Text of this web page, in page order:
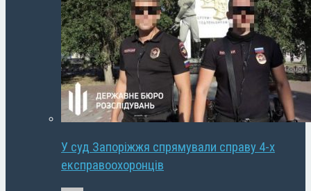
У суд Запоріжжя спрямували справу 4-х
експравоохоронців